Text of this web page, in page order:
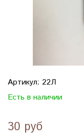
Артикул: 22Л
Есть в наличии
30 руб